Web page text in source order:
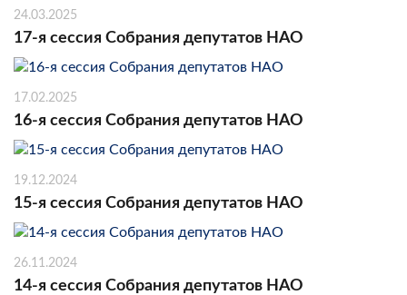
24.03.2025
17-я сессия Собрания депутатов НАО
17.02.2025
16-я сессия Собрания депутатов НАО
19.12.2024
15-я сессия Собрания депутатов НАО
26.11.2024
14-я сессия Собрания депутатов НАО